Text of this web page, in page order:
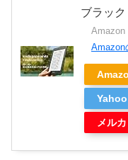
ブラッ
Amazon
Amazon
メルカ